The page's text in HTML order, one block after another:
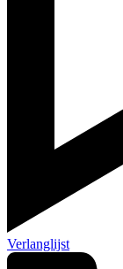
Verlanglijst